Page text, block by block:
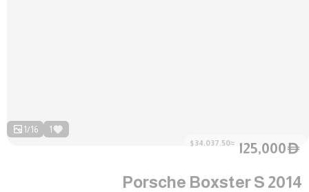
1
1/16
D
125,000
≈$34,037.50
Porsche Boxster S 2014